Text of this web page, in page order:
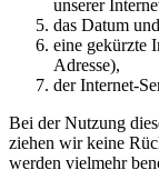
unserer
das Datum
eine gekürzte
Adresse),
der Internet-
Bei der Nutzung
ziehen wir keine
werden vielmehr